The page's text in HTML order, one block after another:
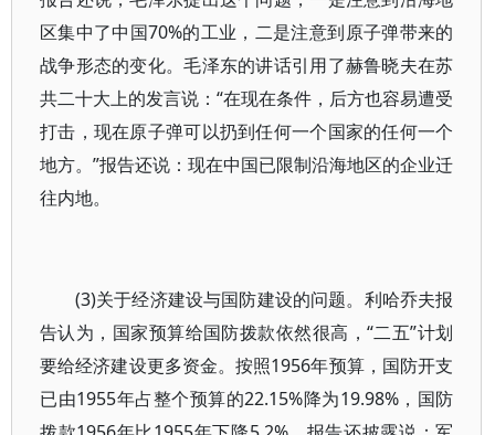
区集中了中国70%的工业，二是注意到原子弹带来的
战争形态的变化。毛泽东的讲话引用了赫鲁晓夫在苏
共二十大上的发言说：“在现在条件，后方也容易遭受
打击，现在原子弹可以扔到任何一个国家的任何一个
地方。”报告还说：现在中国已限制沿海地区的企业迁
往内地。
(3)关于经济建设与国防建设的问题。利哈乔夫报
告认为，国家预算给国防拨款依然很高，“二五”计划
要给经济建设更多资金。按照1956年预算，国防开支
已由1955年占整个预算的22.15%降为19.98%，国防